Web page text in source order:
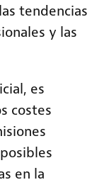
tendencias
y las
es
costes
en la